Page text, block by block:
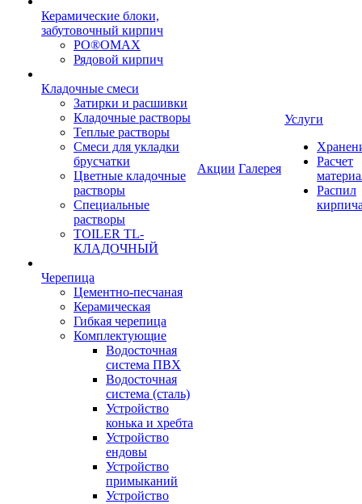
Керамические блоки,
забутовочный кирпич
PO®OMAX
Рядовой кирпич
Кладочные смеси
Затирки и расшивки
Кладочные растворы
Теплые растворы
Смеси для укладки
брусчатки
Цветные кладочные
растворы
Специальные
растворы
TOILER TL-
КЛАДОЧНЫЙ
Черепица
Цементно-песчаная
Керамическая
Гибкая черепица
Комплектующие
Водосточная
система ПВХ
Водосточная
система (сталь)
Устройство
конька и хребта
Устройство
ендовы
Устройство
примыканий
Устройство
Акции Галерея
Услуги
Расчет
Распил